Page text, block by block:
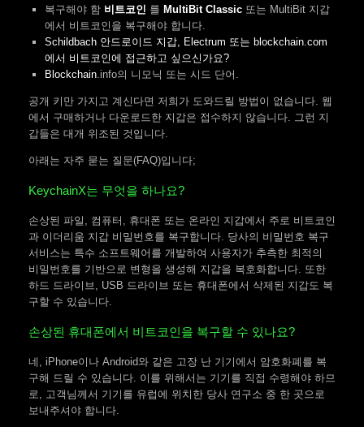
복구해야 함 비트코인 를 MultiBit Classic또는 MultiBit 지갑
에서 비트코인을 복구해야 합니다.
Schildbach 안드로이드 지갑, Electrum 또는 blockchain.com
에서 비트코인에 접근하고 싶으신가요?
Blockchain.info의 니모닉 또는 시드 단어.
공개 키만 가지고 계신다면 저희가 도와드릴 방법이 없습니다. 웹
에서 구매하거나 다운로드한 지갑은 접수하지 않습니다. 그런 지
갑들은 대개 위조된 것입니다.
아래는 자주 묻는 질문(FAQ)입니다;
KeychainX는 무엇을 하나요?
손상된 파일, 컴퓨터, 휴대폰 또는 온라인 지갑에서 주로 비트코인
과 이더리움 지갑 비밀번호를 복구합니다. 당사의 비밀번호 복구
서비스는 특수 소프트웨어를 개발하여 사용자가 추측한 최적의
비밀번호를 기반으로 변형을 생성해 지갑을 복호화합니다. 또한
하드 드라이브, USB 드라이브 또는 휴대폰에서 삭제된 지갑도 복
구할 수 있습니다.
손상된 휴대폰에서 비트코인을 복구할 수 있나요?
네, iPhone이나 Android와 같은 고장 난 기기에서 암호화폐를 복
구해 드릴 수 있습니다. 이를 위해서는 기기를 직접 수령해야 하므
로, 고객님께서 기기를 유럽에 위치한 당사 연구소 중 한 곳으로
보내주셔야 합니다.